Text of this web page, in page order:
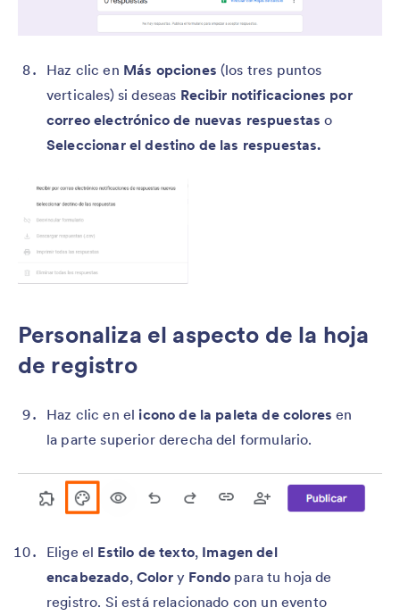
Haz clic en Más opciones (los tres puntos
verticales) si deseas Recibir notificaciones por
correo electrónico de nuevas respuestas o
Seleccionar el destino de las respuestas.
Personaliza el aspecto de la hoja
de registro
Haz clic en elicono de la paleta de colores en
la parte superior derecha del formulario.
Elige el Estilo de texto, Imagen del
encabezado, Colory Fondo para tu hoja de
registro. Si está relacionado con un evento